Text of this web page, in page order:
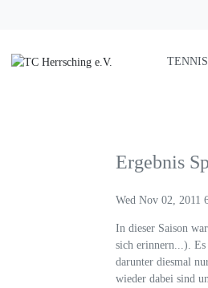
Ergebnis
Wed Nov 02, 2011
In dieser Saison
sich erinnern...).
darunter diesmal
wieder dabei sind